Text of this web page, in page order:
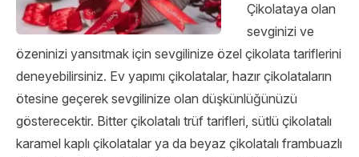
Çikolataya olan
sevginizi ve
özeninizi yansıtmak için sevgilinize özel çikolata tariflerini
deneyebilirsiniz. Ev yapımı çikolatalar, hazır çikolataların
ötesine geçerek sevgilinize olan düşkünlüğünüzü
gösterecektir. Bitter çikolatalı trüf tarifleri, sütlü çikolatalı
karamel kaplı çikolatalar ya da beyaz çikolatalı frambuazlı